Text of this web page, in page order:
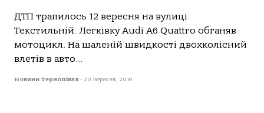
ДТП трапилось 12 вересня на вулиці
Текстильній. Легківку Audi A6 Quattro обганяв
мотоцикл. На шаленій швидкості двохколісний
влетів в авто...
Новини Тернопілля - 20 Вересня, 2019